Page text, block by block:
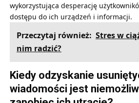
wykorzystująca desperację
dostępu do ich urządzeń i informacji.
Przeczytaj również: Stres w
nim radzić?
Kiedy odzyskanie
wiadomości jest